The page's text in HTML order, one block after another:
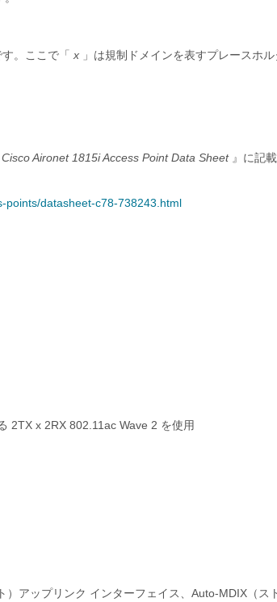
。ここで「 x 」は規制ドメインを表すプレースホ
Cisco Aironet 1815i Access Point Data Sheet』に記
points/datasheet-c78-738243.html
2TX x 2RX 802.11ac Wave 2 を使用
アップリンク インターフェイス、Auto-MDIX（ス